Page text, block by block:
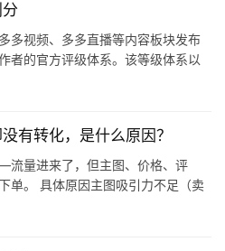
多视频、多多直播等内容板块发布
者的官方评级体系。该等级体系以
有转化，是什么原因？
量进来了，但主图、价格、评
单。 具体原因主图吸引力不足（卖